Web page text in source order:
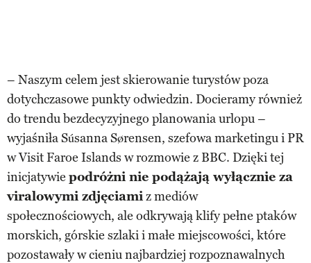
– Naszym celem jest skierowanie turystów poza
dotychczasowe punkty odwiedzin. Docieramy również
do trendu bezdecyzyjnego planowania urlopu –
wyjaśniła Súsanna Sørensen, szefowa marketingu i PR
w Visit Faroe Islands w rozmowie z BBC. Dzięki tej
inicjatywie podróżni nie podążają wyłącznie za
viralowymi zdjęciamiz mediów
społecznościowych, ale odkrywają klify pełne ptaków
morskich, górskie szlaki i małe miejscowości, które
pozostawały w cieniu najbardziej rozpoznawalnych